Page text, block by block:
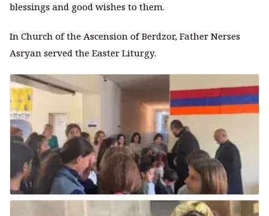
blessings and good wishes to them.
In Church of the Ascension of Berdzor, Father Nerses
Asryan served the Easter Liturgy.